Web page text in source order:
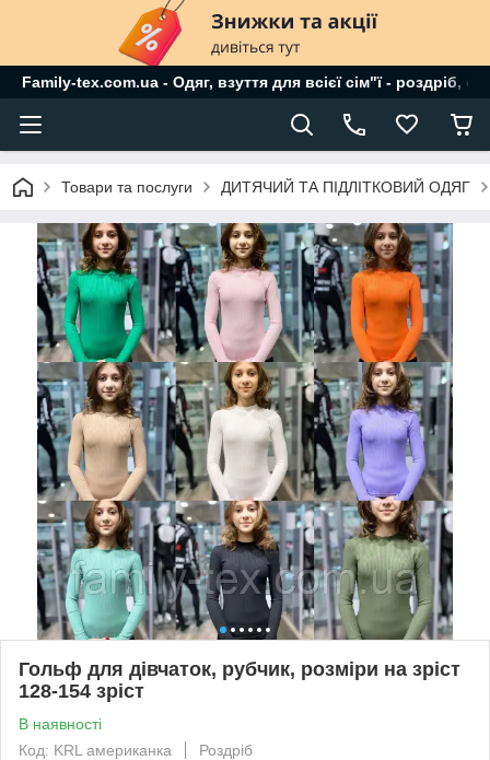
Family-tex.com.ua - Одяг, взуття для всієї сім"ї - роздріб,
Товари та послуги ДИТЯЧИЙ ТА ПІДЛІТКОВИЙ ОДЯГ
Гольф для дівчаток, рубчик, розміри на зріст
128-154 зріст
В наявності
Код: KRL американка
Роздріб